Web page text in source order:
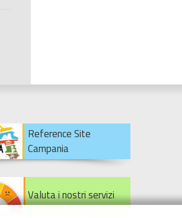
Reference Site
Campania
Valuta i nostri servizi